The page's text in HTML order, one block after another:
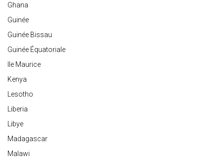
Ghana
Guinée
Guinée Bissau
Guinée Équatoriale
Ile Maurice
Kenya
Lesotho
Liberia
Libye
Madagascar
Malawi